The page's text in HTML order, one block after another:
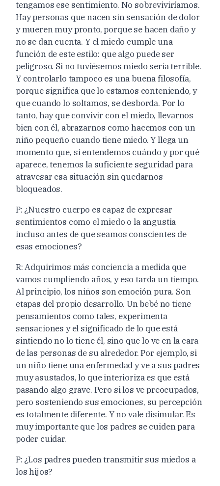
tengamos ese sentimiento. No sobreviviríamos.
Hay personas que nacen sin sensación de dolor
y mueren muy pronto, porque se hacen daño y
no se dan cuenta. Y el miedo cumple una
función de este estilo: que algo puede ser
peligroso. Si no tuviésemos miedo sería terrible.
Y controlarlo tampoco es una buena filosofía,
porque significa que lo estamos conteniendo, y
que cuando lo soltamos, se desborda. Por lo
tanto, hay que convivir con el miedo, llevarnos
bien con él, abrazarnos como hacemos con un
niño pequeño cuando tiene miedo. Y llega un
momento que, si entendemos cuándo y por qué
aparece, tenemos la suficiente seguridad para
atravesar esa situación sin quedarnos
bloqueados.
P: ¿Nuestro cuerpo es capaz de expresar
sentimientos como el miedo o la angustia
incluso antes de que seamos conscientes de
esas emociones?
R: Adquirimos más conciencia a medida que
vamos cumpliendo años, y eso tarda un tiempo.
Al principio, los niños son emoción pura. Son
etapas del propio desarrollo. Un bebé no tiene
pensamientos como tales, experimenta
sensaciones y el significado de lo que está
sintiendo no lo tiene él, sino que lo ve en la cara
de las personas de su alrededor. Por ejemplo, si
un niño tiene una enfermedad y ve a sus padres
muy asustados, lo que interioriza es que está
pasando algo grave. Pero si los ve preocupados,
pero sosteniendo sus emociones, su percepción
es totalmente diferente. Y no vale disimular. Es
muy importante que los padres se cuiden para
poder cuidar.
P: ¿Los padres pueden transmitir sus miedos a
los hijos?